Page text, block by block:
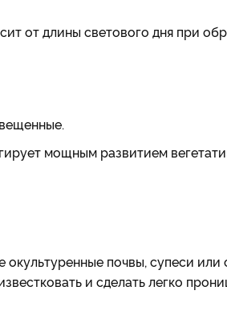
от длины светового дня при
мощным развитием
почвы, супеси или
и сделать легко